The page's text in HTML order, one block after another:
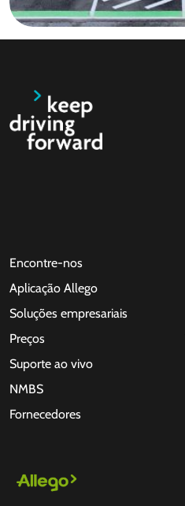
Encontre-nos
Aplicação Allego
Soluções empresariais
Preços
Suporte ao vivo
NMBS
Fornecedores